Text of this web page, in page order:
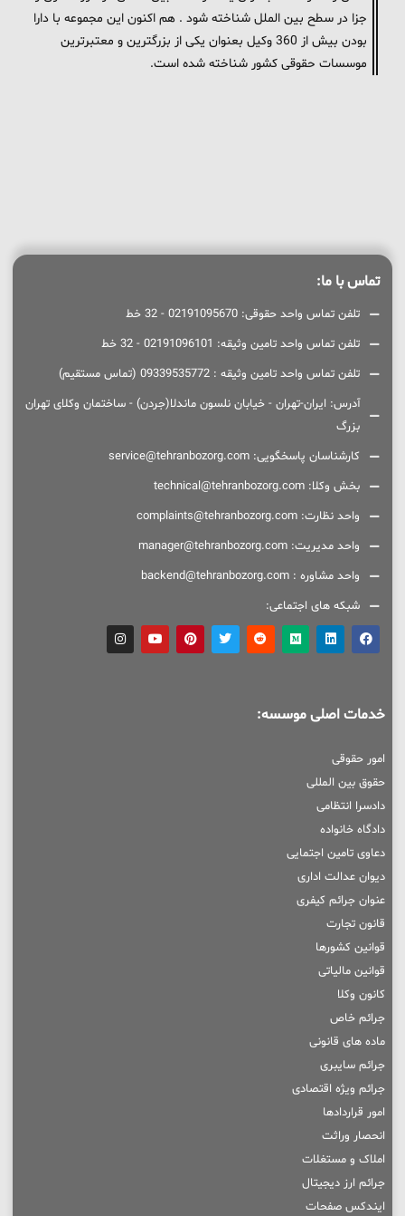
جزا در سطح بین الملل شناخته شود . هم اکنون این مجموعه با دارا
بودن بیش از 360 وکیل بعنوان یکی از بزرگترین و معتبرترین
موسسات حقوقی کشور شناخته شده است.
تماس با ما:
تلفن تماس واحد حقوقی: 02191095670 - 32 خط
تلفن تماس واحد تامین وثیقه: 02191096101 - 32 خط
تلفن تماس واحد تامین وثیقه : 09339535772 (تماس مستقیم)
آدرس: ایران-تهران - خیابان نلسون ماندلا(جردن) - ساختمان وکلای تهران
بزرگ
کارشناسان پاسخگویی: service@tehranbozorg.com
بخش وکلا: technical@tehranbozorg.com
واحد نظارت: complaints@tehranbozorg.com
واحد مدیریت: manager@tehranbozorg.com
واحد مشاوره : backend@tehranbozorg.com
شبکه های اجتماعی:
خدمات اصلی موسسه:
امور حقوقی
حقوق بین المللی
دادسرا انتظامی
دادگاه خانواده
دعاوی تامین اجتمایی
دیوان عدالت اداری
عنوان جرائم کیفری
قانون تجارت
قوانین کشورها
قوانین مالیاتی
کانون وکلا
جرائم خاص
ماده های قانونی
جرائم سایبری
جرائم ویژه اقتصادی
امور قراردادها
انحصار وراثت
املاک و مستغلات
جرائم ارز دیجیتال
ایندکس صفحات